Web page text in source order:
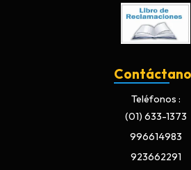
Teléfonos
(01) 633-1373
996614983
923662291